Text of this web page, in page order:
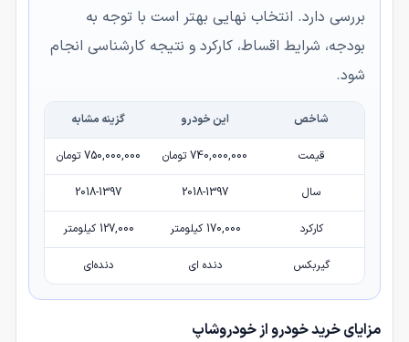
بررسی دارد. انتخاب نهایی بهتر است با توجه به
بودجه، شرایط اقساط، کارکرد و نتیجه کارشناسی انجام
شود.
شاخص این خودرو گزینه مشابه
قیمت 740,000,000 تومان 750,000,000 تومان
سال 2018-1397
2018-1397
کارکرد 170,000 کیلومتر 127,000 کیلومتر
گیربکس دنده ای دنده‌ای
مزایای خرید خودرو از خودروشاپ